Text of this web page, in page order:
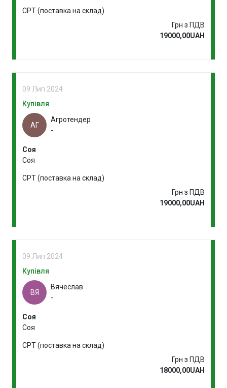
CPT (поставка на склад)
Грн з ПДВ
19000,00UAH
09 Лип 2024
Купівля
АГ
Агротендер
-
Соя
Соя
CPT (поставка на склад)
Грн з ПДВ
19000,00UAH
09 Лип 2024
Купівля
ВЯ
Вячеслав
-
Соя
Соя
CPT (поставка на склад)
Грн з ПДВ
18000,00UAH